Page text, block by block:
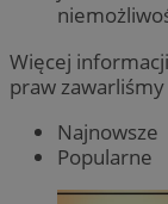
Więcej
praw
Najnowsze
Popularne